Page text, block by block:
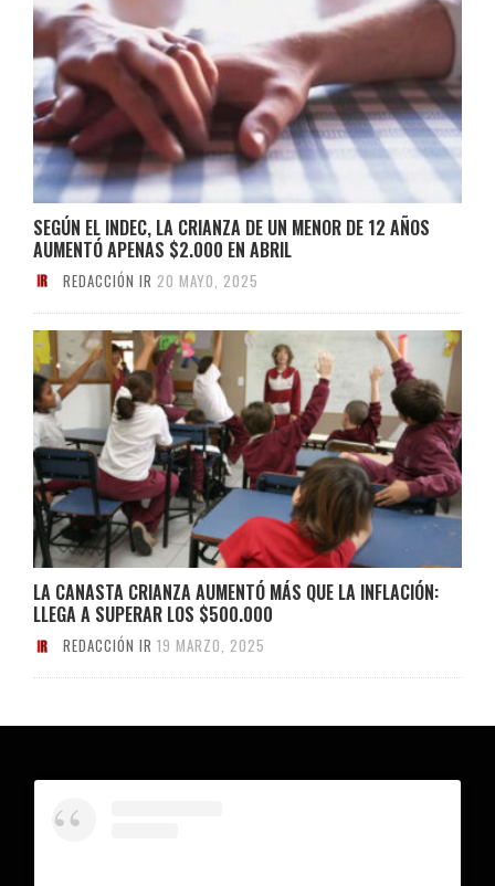
SEGÚN EL INDEC, LA CRIANZA DE UN MENOR DE 12 AÑOS
AUMENTÓ APENAS $2.000 EN ABRIL
REDACCIÓN IR 20 MAYO, 2025
LA CANASTA CRIANZA AUMENTÓ MÁS QUE LA INFLACIÓN:
LLEGA A SUPERAR LOS $500.000
REDACCIÓN IR 19 MARZO, 2025